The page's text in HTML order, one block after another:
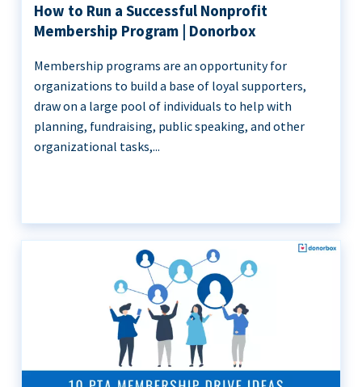
How to Run a Successful Nonprofit
Membership Program | Donorbox
Membership programs are an opportunity for
organizations to build a base of loyal supporters,
draw on a large pool of individuals to help with
planning, fundraising, public speaking, and other
organizational tasks,...